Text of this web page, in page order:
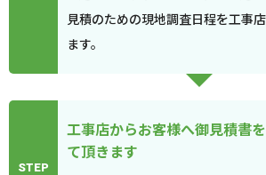
見積のための現地調査日程を工事
ます。
STEP
工事店からお客様へ御見積書
て頂きます